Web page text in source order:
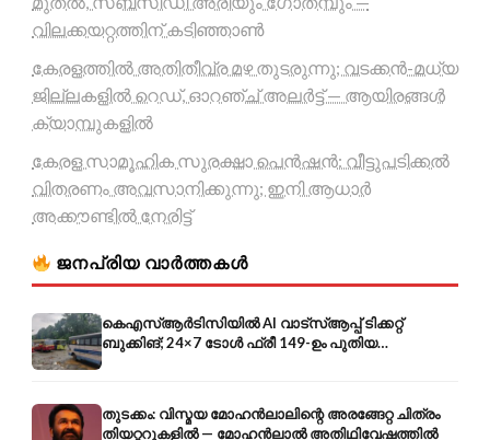
വിലക്കയറ്റത്തിന് കടിഞ്ഞാൺ
കേരളത്തിൽ അതിതീവ്ര മഴ തുടരുന്നു; വടക്കൻ-മധ്യ
ജില്ലകളിൽ റെഡ്, ഓറഞ്ച് അലർട്ട് — ആയിരങ്ങൾ
ക്യാമ്പുകളിൽ
കേരള സാമൂഹിക സുരക്ഷാ പെൻഷൻ: വീട്ടുപടിക്കൽ
വിതരണം അവസാനിക്കുന്നു; ഇനി ആധാർ
അക്കൗണ്ടിൽ നേരിട്ട്
ജനപ്രിയ വാർത്തകൾ
കെഎസ്ആർടിസിയിൽ AI വാട്സ്ആപ്പ് ടിക്കറ്റ്
ബുക്കിങ്; 24×7 ടോൾ ഫ്രീ 149-ഉം പുതിയ
കൊറിയറും
തുടക്കം: വിസ്മയ മോഹൻലാലിന്റെ അരങ്ങേറ്റ ചിത്രം
തിയറ്ററുകളിൽ — മോഹൻലാൽ അതിഥിവേഷത്തിൽ